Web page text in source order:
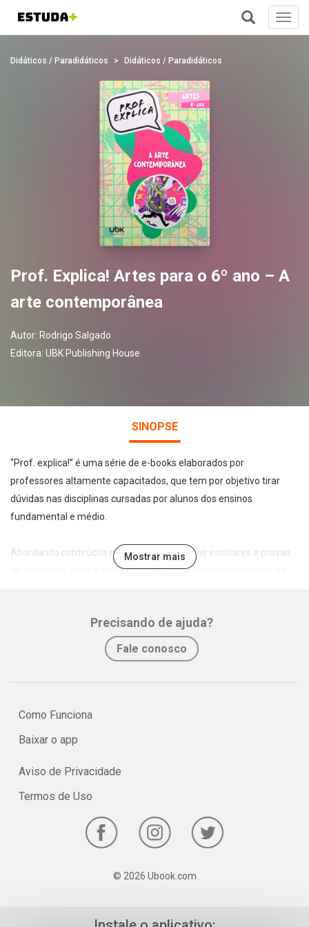
Didáticos / Paradidáticos Didáticos / Paradidáticos
Prof. Explica! Artes para o 6º ano – A
arte contemporânea
Autor: Rodrigo Salgado
Editora: UBK Publishing House
SINOPSE
"Prof. explica!” é uma série de e-books elaborados por
professores altamente capacitados, que tem por objetivo tirar
dúvidas nas disciplinas cursadas por alunos dos ensinos
fundamental e médio.
Abordando conteúdos recorrentes em testes escolares e provas
de vestibular, cada e-book foca nas principais características do
No e-book "Prof. explica!” Artes para o 6º ano vamos conferir os
principais pontos e características sobre a arte contemporânea!
Mostrar mais
Precisando de ajuda?
Fale conosco
Como Funciona
Baixar o app
Aviso de Privacidade
Termos de Uso
© 2026 Ubook.com